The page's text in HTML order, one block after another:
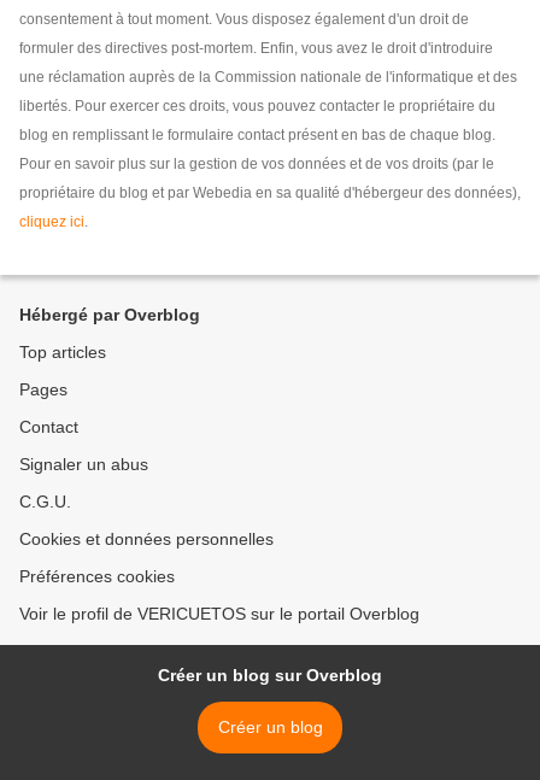
consentement à tout moment. Vous disposez également d'un droit de
formuler des directives post-mortem. Enfin, vous avez le droit d'introduire
une réclamation auprès de la Commission nationale de l'informatique et des
libertés. Pour exercer ces droits, vous pouvez contacter le propriétaire du
blog en remplissant le formulaire contact présent en bas de chaque blog.
Pour en savoir plus sur la gestion de vos données et de vos droits (par le
propriétaire du blog et par Webedia en sa qualité d'hébergeur des données),
cliquez ici.
Hébergé par Overblog
Top articles
Pages
Contact
Signaler un abus
C.G.U.
Cookies et données personnelles
Préférences cookies
Voir le profil de VERICUETOS sur le portail Overblog
Créer un blog sur Overblog
Créer un blog